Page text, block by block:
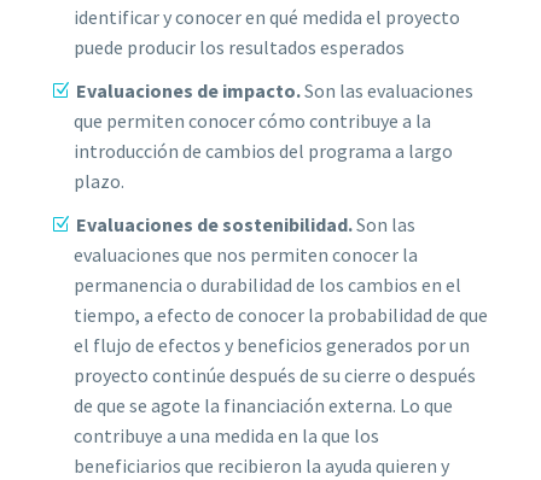
identificar y conocer en qué medida el proyecto
puede producir los resultados esperados
Evaluaciones de impacto.Son las evaluaciones
que permiten conocer cómo contribuye a la
introducción de cambios del programa a largo
plazo.
Evaluaciones de sostenibilidad.Son las
evaluaciones que nos permiten conocer la
permanencia o durabilidad de los cambios en el
tiempo, a efecto de conocer la probabilidad de que
el flujo de efectos y beneficios generados por un
proyecto continúe después de su cierre o después
de que se agote la financiación externa. Lo que
contribuye a una medida en la que los
beneficiarios que recibieron la ayuda quieren y